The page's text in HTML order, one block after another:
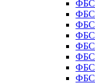
ФБС
ФБС
ФБС
ФБС
ФБС
ФБС
ФБС
ФБС